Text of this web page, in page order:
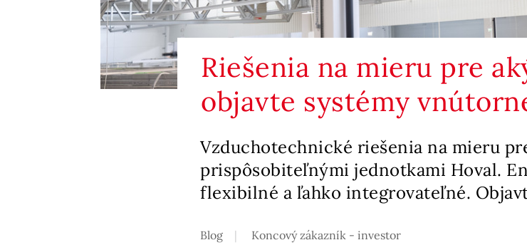
Riešenia na mieru pre
objavte systémy
Vzduchotechnické riešenia na mieru
prispôsobiteľnými jednotkami Hoval.
flexibilné a ľahko integrovateľné.
Blog Koncový zákazník - investor